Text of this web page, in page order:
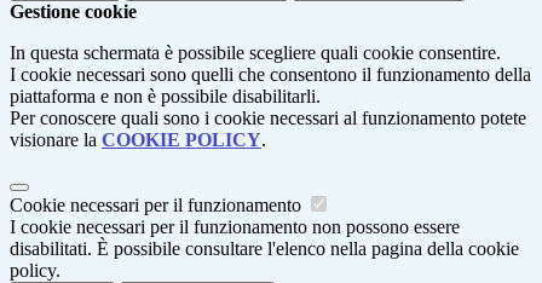
Gestione cookie
In questa schermata è possibile scegliere quali cookie consentire.
I cookie necessari sono quelli che consentono il funzionamento della
piattaforma e non è possibile disabilitarli.
Per conoscere quali sono i cookie necessari al funzionamento potete
visionare la COOKIE POLICY.
Cookie necessari per il funzionamento
I cookie necessari per il funzionamento non possono essere
disabilitati. È possibile consultare l'elenco nella pagina della cookie
policy.